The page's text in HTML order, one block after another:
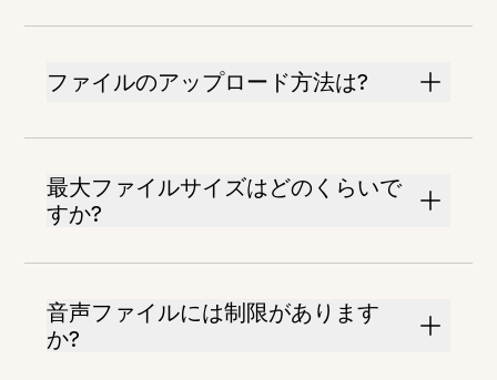
ファイルのアップロード方法は?
最大ファイルサイズはどのくらいで
すか?
音声ファイルには制限があります
か?